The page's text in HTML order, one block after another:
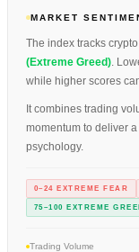
MARKET
The index tracks
(Extreme Greed).
while higher scores
It combines trading
momentum to deliver
psychology.
0–24 EXTREME FEAR
75–100 EXTREME
Trading Volume